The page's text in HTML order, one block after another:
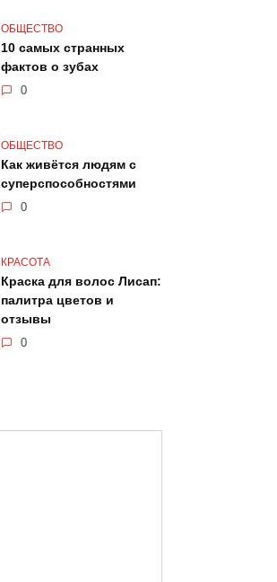
ОБЩЕСТВО
10 самых странных
фактов о зубах
0
ОБЩЕСТВО
Как живётся людям с
суперспособностями
0
КРАСОТА
Краска для волос Лисап:
палитра цветов и
отзывы
0